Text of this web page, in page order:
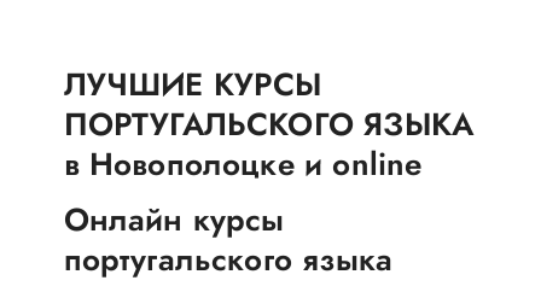
ЛУЧШИЕ КУРСЫ
ПОРТУГАЛЬСКОГО ЯЗЫКА
в Новополоцке и online
Онлайн курсы
португальского языка